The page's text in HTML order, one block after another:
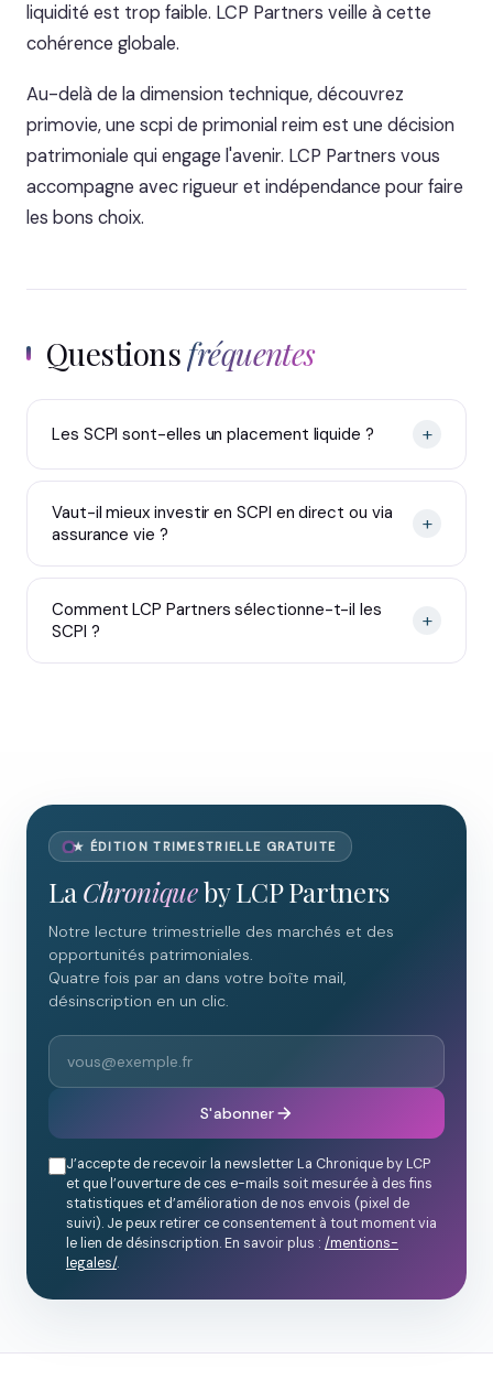
liquidité est trop faible. LCP Partners veille à cette
cohérence globale.
Au-delà de la dimension technique, découvrez
primovie, une scpi de primonial reim est une décision
patrimoniale qui engage l'avenir. LCP Partners vous
accompagne avec rigueur et indépendance pour faire
les bons choix.
Questionsfréquentes
Les SCPI sont-elles un placement liquide ? +
Vaut-il mieux investir en SCPI en direct ou via
assurance vie ?
+
Comment LCP Partners sélectionne-t-il les
SCPI ?
+
★ ÉDITION TRIMESTRIELLE GRATUITE
La Chroniqueby LCP Partners
Notre lecture trimestrielle des marchés et des
opportunités patrimoniales.
Quatre fois par an dans votre boîte mail,
désinscription en un clic.
S'abonner
J’accepte de recevoir la newsletter La Chronique by LCP
et que l’ouverture de ces e-mails soit mesurée à des fins
statistiques et d’amélioration de nos envois (pixel de
suivi). Je peux retirer ce consentement à tout moment via
le lien de désinscription. En savoir plus : /mentions-
legales/.